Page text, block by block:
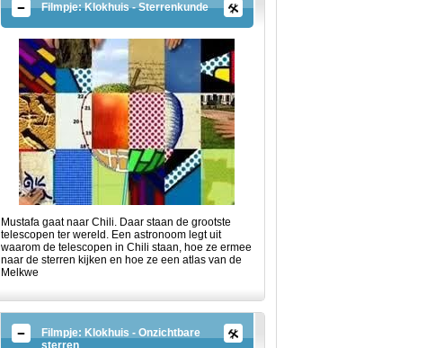
Filmpje: Klokhuis - Sterrenkunde
Mustafa gaat naar Chili. Daar staan de grootste
telescopen ter wereld. Een astronoom legt uit
waarom de telescopen in Chili staan, hoe ze ermee
naar de sterren kijken en hoe ze een atlas van de
Melkwe
Filmpje: Klokhuis - Onzichtbare
sterren